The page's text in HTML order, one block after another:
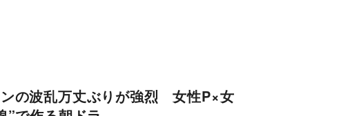
ンの波乱万丈ぶりが強烈 女性P×女